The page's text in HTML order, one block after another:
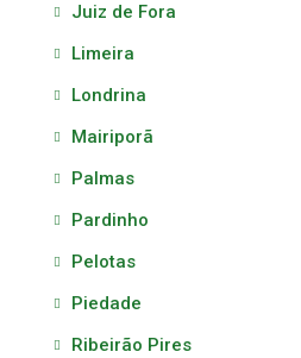
Juiz de Fora
Limeira
Londrina
Mairiporã
Palmas
Pardinho
Pelotas
Piedade
Ribeirão Pires